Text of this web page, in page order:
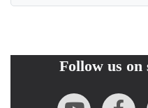
Follow us on